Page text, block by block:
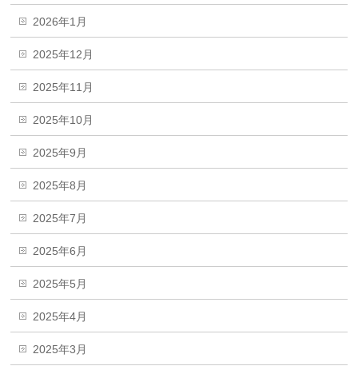
2026年1月
2025年12月
2025年11月
2025年10月
2025年9月
2025年8月
2025年7月
2025年6月
2025年5月
2025年4月
2025年3月